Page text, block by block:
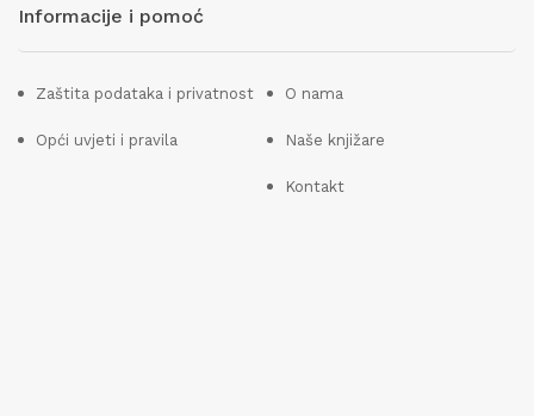
Informacije i pomoć
Zaštita podataka i privatnost
Opći uvjeti i pravila
O nama
Naše knjižare
Kontakt